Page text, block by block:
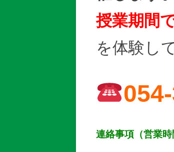
授業期間
を体験し
連絡事項（営業時